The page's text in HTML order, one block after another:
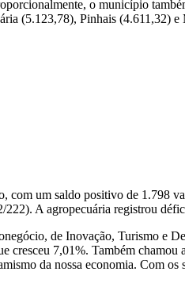
o município
(5.123,78), Pinhais (4.611,32)
um saldo positivo de 1.798
A agropecuária registrou
de Inovação, Turismo e
cresceu 7,01%. Também
da nossa economia. Com